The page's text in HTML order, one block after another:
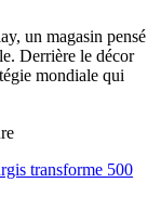
un magasin pensé
Derrière le décor
mondiale qui